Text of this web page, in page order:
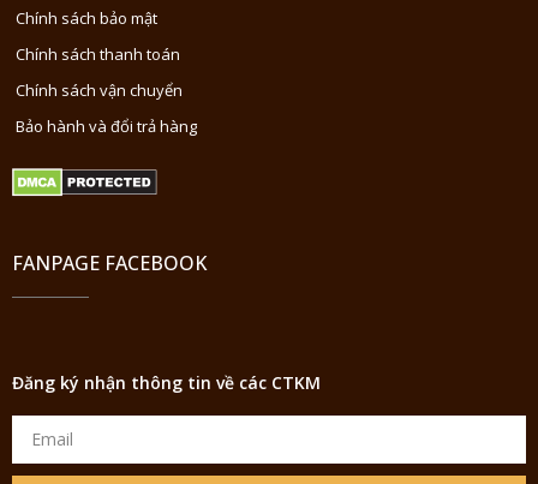
Chính sách bảo mật
Chính sách thanh toán
Chính sách vận chuyển
Bảo hành và đổi trả hàng
FANPAGE FACEBOOK
Đăng ký nhận thông tin về các CTKM